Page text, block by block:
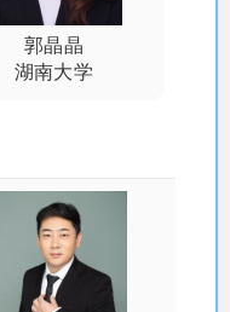
郭晶晶
湖南大学